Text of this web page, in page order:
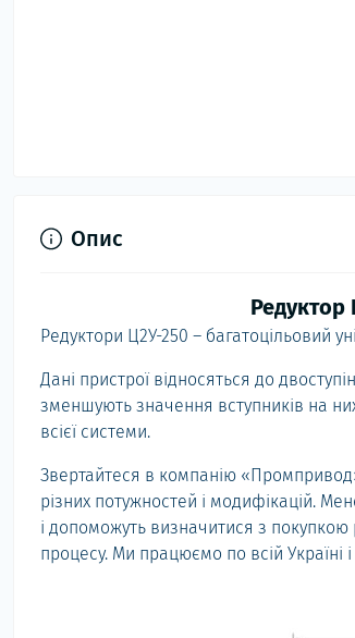
Опис
Редуктор
Редуктори Ц2У-250 – багатоцільовий
Дані пристрої відносяться до
зменшують значення вступників на
всієї системи.
Звертайтеся в компанію
різних потужностей і модифікацій.
і допоможуть визначитися з
процесу. Ми працюємо по всій Україні